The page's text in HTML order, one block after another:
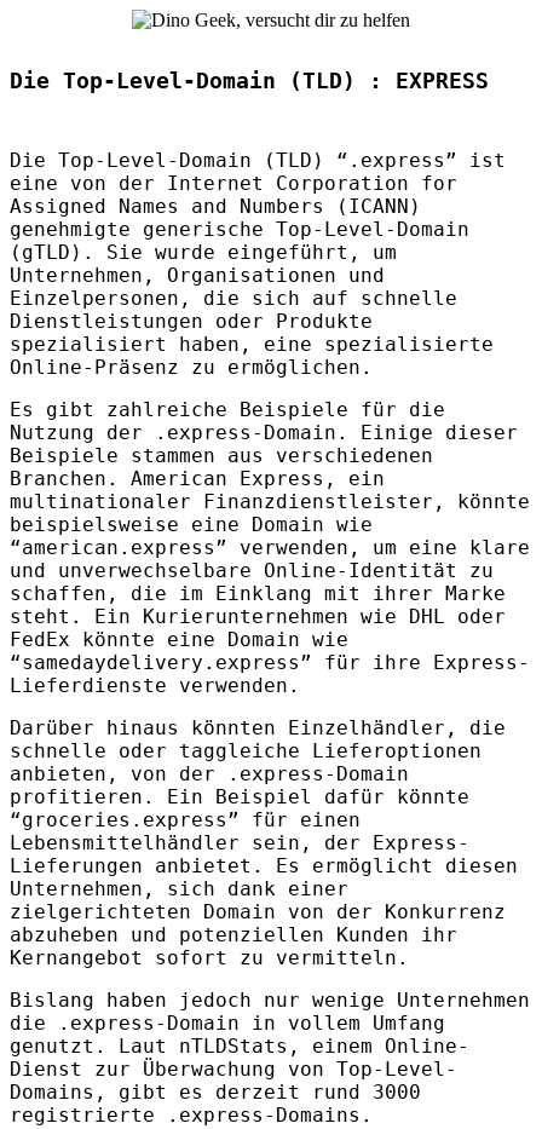
Die Top-Level-Domain (TLD) : EXPRESS
Die Top-Level-Domain (TLD ) “.express” ist
eine von der Internet Corporation for
Assigned Names and Numbers ( ICANN )
genehmigte generische Top-Level-Domain
(gTLD). Sie wurde eingeführt, um
Unternehmen, Organisationen und
Einzelpersonen, die sich auf schnelle
Dienstleistungen oder Produkte
spezialisiert haben, eine spezialisierte
Online-Präsenz zu ermöglichen.
Es gibt zahlreiche Beispiele für die
Nutzung der .express-Domain. Einige dieser
Beispiele stammen aus verschiedenen
Branchen. American Express, ein
multinationaler Finanzdienstleister, könnte
beispielsweise eine Domain wie
“american.express” verwenden, um eine klare
und unverwechselbare Online-Identität zu
schaffen, die im Einklang mit ihrer Marke
steht. Ein Kurierunternehmen wie DHL oder
FedEx könnte eine Domain wie
“samedaydelivery.express” für ihre Express-
Lieferdienste verwenden.
Darüber hinaus könnten Einzelhändler, die
schnelle oder taggleiche Lieferoptionen
anbieten, von der .express-Domain
profitieren. Ein Beispiel dafür könnte
“groceries.express” für einen
Lebensmittelhändler sein, der Express-
Lieferungen anbietet. Es ermöglicht diesen
Unternehmen, sich dank einer
zielgerichteten Domain von der Konkurrenz
abzuheben und potenziellen Kunden ihr
Kernangebot sofort zu vermitteln.
Bislang haben jedoch nur wenige Unternehmen
die .express-Domain in vollem Umfang
genutzt. Laut nTLDStats, einem Online-
Dienst zur Überwachung von Top-Level-
Domains, gibt es derzeit rund 3000
registrierte .express-Domains.